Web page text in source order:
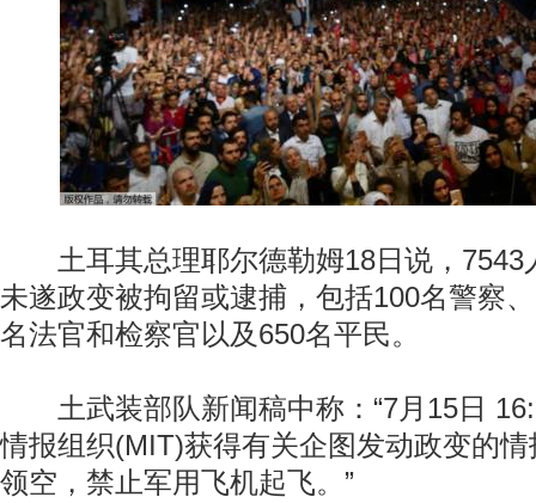
土耳其总理耶尔德勒姆18日说，7543
未遂政变被拘留或逮捕，包括100名警察
名法官和检察官以及650名平民。
土武装部队新闻稿中称：“7月15日
情报组织(MIT)获得有关企图发动政变的
领空，禁止军用飞机起飞。”